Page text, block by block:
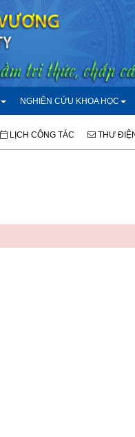
NGHIÊN CỨU KHOA HỌC
LỊCH CÔNG TÁC THƯ